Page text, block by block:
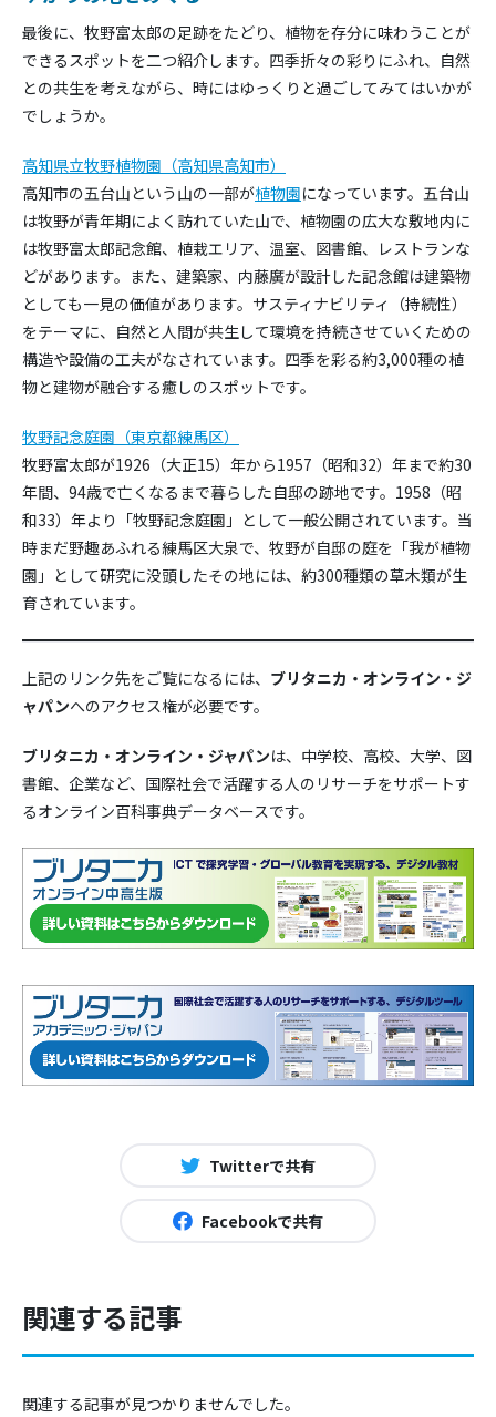
最後に、牧野富太郎の足跡をたどり、植物を存分に味わうことが
できるスポットを二つ紹介します。四季折々の彩りにふれ、自然
との共生を考えながら、時にはゆっくりと過ごしてみてはいかが
でしょうか。
高知県立牧野植物園（高知県高知市）
高知市の五台山という山の一部が植物園になっています。五台山
は牧野が青年期によく訪れていた山で、植物園の広大な敷地内に
は牧野富太郎記念館、植栽エリア、温室、図書館、レストランな
どがあります。また、建築家、内藤廣が設計した記念館は建築物
としても一見の価値があります。サスティナビリティ（持続性）
をテーマに、自然と人間が共生して環境を持続させていくための
構造や設備の工夫がなされています。四季を彩る約3,000種の植
物と建物が融合する癒しのスポットです。
牧野記念庭園（東京都練馬区）
牧野富太郎が1926（大正15）年から1957（昭和32）年まで約30
年間、94歳で亡くなるまで暮らした自邸の跡地です。1958（昭
和33）年より「牧野記念庭園」として一般公開されています。当
時まだ野趣あふれる練馬区大泉で、牧野が自邸の庭を「我が植物
園」として研究に没頭したその地には、約300種類の草木類が生
育されています。
上記のリンク先をご覧になるには、 ブリタニカ・オンライン・ジ
ャパンへのアクセス権が必要です。
ブリタニカ・オンライン・ジャパンは、中学校、高校、大学、図
書館、企業など、国際社会で活躍する人のリサーチをサポートす
るオンライン百科事典データベースです。
Twitterで共有
Facebookで共有
関連する記事
関連する記事が見つかりませんでした。